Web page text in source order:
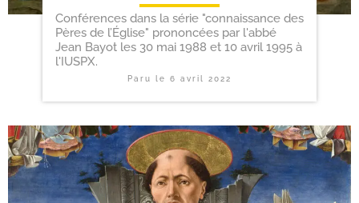
Conférences dans la série "connaissance des
Pères de l’Église" prononcées par l'abbé
Jean Bayot les 30 mai 1988 et 10 avril 1995 à
l'IUSPX.
Paru le 6 avril 2022